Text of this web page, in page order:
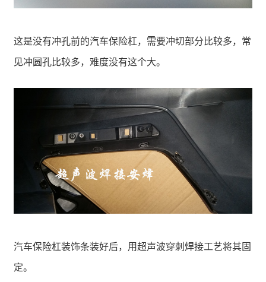
这是没有冲孔前的汽车保险杠，需要冲切部分比较多，常
见冲圆孔比较多，难度没有这个大。
汽车保险杠装饰条装好后，用超声波穿刺焊接工艺将其固
定。